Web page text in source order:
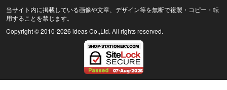
当サイト内に掲載している画像や文章、デザイン等を無断で複製・コピー・転
用することを禁じます。
Copyright © 2010-2026 ideas Co.,Ltd. All rights reserved.